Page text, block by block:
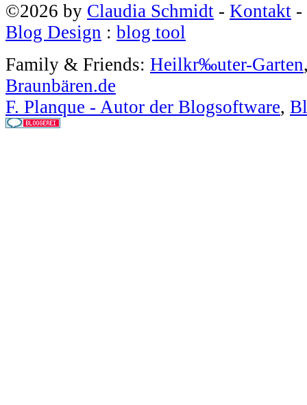
©2026 by Claudia Schmidt - Kontakt -
Blog Design : blog tool
Family & Friends: Heilkr‰uter-Garten
Braunbären.de
F. Planque - Autor der Blogsoftware,